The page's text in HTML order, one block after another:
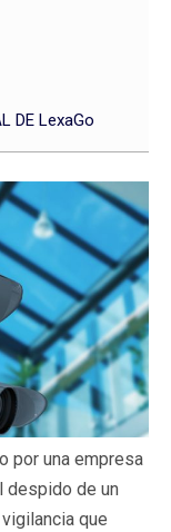
DE LexaGo
por una empresa
despido de un
que